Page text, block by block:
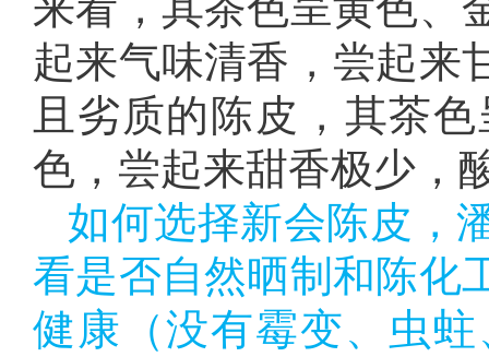
起来气味清香，尝起来
且劣质的陈皮，其茶
色，尝起来甜香极少，
如何选择新会陈皮，
看是否自然晒制和陈化
健康（没有霉变、虫